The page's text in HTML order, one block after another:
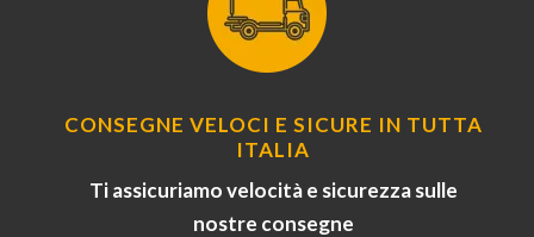
CONSEGNE VELOCI E SICURE IN TUTTA
ITALIA
Ti assicuriamo velocità e sicurezza sulle
nostre consegne